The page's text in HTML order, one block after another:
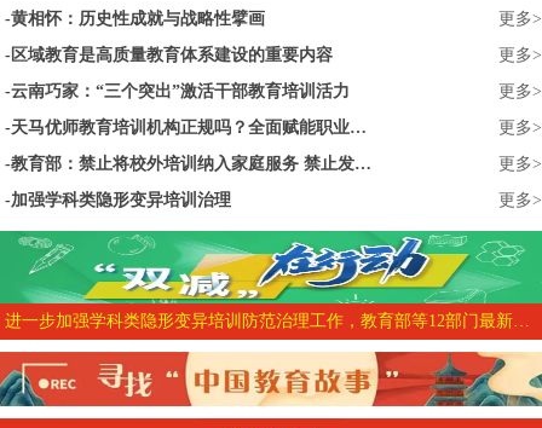
黄相怀：历史性成就与战略性擘画
更多>
区域教育是高质量教育体系建设的重要内容
更多>
云南巧家：“三个突出”激活干部教育培训活力
更多>
天马优师教育培训机构正规吗？全面赋能职业教育培训
更多>
教育部：禁止将校外培训纳入家庭服务 禁止发布“家庭教师”招聘信息
更多>
加强学科类隐形变异培训治理
更多>
进一步加强学科类隐形变异培训防范治理工作，教育部等12部门最新部署来了